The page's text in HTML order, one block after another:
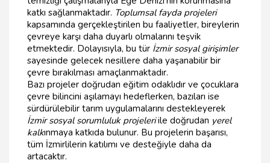
katkı sağlanmaktadır. Toplumsal fayda projeleri
kapsamında gerçekleştirilen bu faaliyetler, bireylerin
çevreye karşı daha duyarlı olmalarını teşvik
etmektedir. Dolayısıyla, bu tür İzmir sosyal girişimler
sayesinde gelecek nesillere daha yaşanabilir bir
çevre bırakılması amaçlanmaktadır.
Bazı projeler doğrudan eğitim odaklıdır ve çocuklara
çevre bilincini aşılamayı hedeflerken, bazıları ise
sürdürülebilir tarım uygulamalarını destekleyerek
İzmir sosyal sorumluluk projeleriile doğrudan yerel
kalkınmaya katkıda bulunur. Bu projelerin başarısı,
tüm İzmirlilerin katılımı ve desteğiyle daha da
artacaktır.